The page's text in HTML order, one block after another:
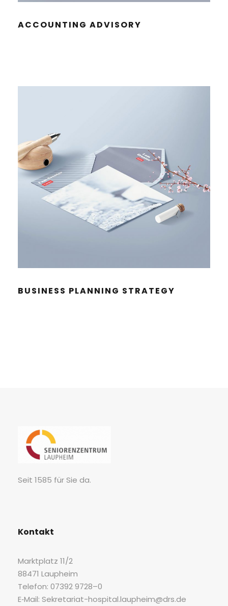
ACCOUN­TING ADVISORY
BUSI­NESS PLAN­NING STRATEGY
Seit 1585 für Sie da.
Kon­takt
Markt­platz 11/2
88471 Laupheim
Tele­fon: 07392 9728–0
E‑Mail: Sekretariat-hospital.laupheim@drs.de